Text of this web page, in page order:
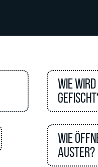
Wie
Wie
Auster?